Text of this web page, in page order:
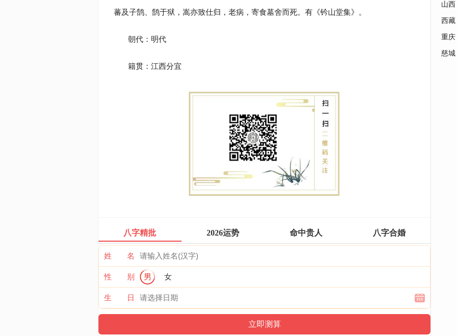
蕃及子鹄、鹄于狱，嵩亦致仕归，老病，寄食墓舍而死。有《钤山堂集》。
朝代：明代
籍贯：江西分宜
八字精批 2026运势 命中贵人 八字合婚
姓 名
性 别 男 女
生 日
山西
西藏
重庆
慈城